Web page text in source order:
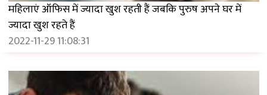
महिलाएं ऑफिस में ज्यादा खुश रहती हैं जबकि पुरुष अपने घर में
ज्यादा खुश रहते हैं
2022-11-29 11:08:31